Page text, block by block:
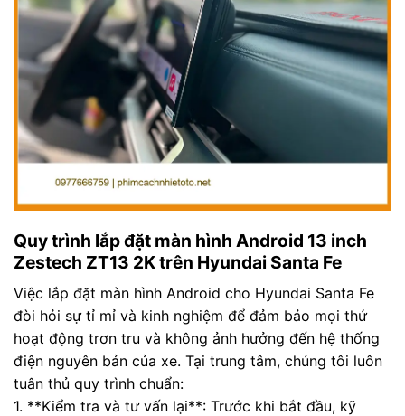
Quy trình lắp đặt màn hình Android 13 inch
Zestech ZT13 2K trên Hyundai Santa Fe
Việc lắp đặt màn hình Android cho Hyundai Santa Fe
đòi hỏi sự tỉ mỉ và kinh nghiệm để đảm bảo mọi thứ
hoạt động trơn tru và không ảnh hưởng đến hệ thống
điện nguyên bản của xe. Tại trung tâm, chúng tôi luôn
tuân thủ quy trình chuẩn:
1. **Kiểm tra và tư vấn lại**: Trước khi bắt đầu, kỹ